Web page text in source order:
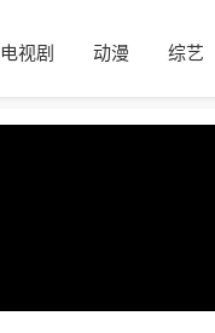
电视剧 动漫 综艺